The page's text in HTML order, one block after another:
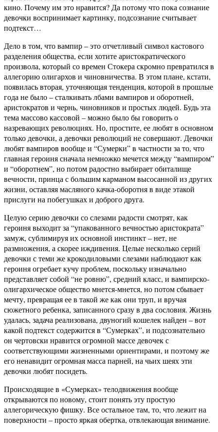
кино. Почему им это нравится? Да потому что пока сознание
девочки воспринимает картинку, подсознание считывает
подтекст…
Дело в том, что вампир – это отчетливый символ кастового
разделения общества, если хотите аристократического
произвола, который со времен Стокера скромно превратился в
аллегорию олигархов и чиновничества. В этом плане, кстати,
появилась вторая, уточняющая тенденция, которой в прошлые
года не было – сталкивать лбами вампиров и оборотней,
аристократов и чернь, чиновников и простых людей. Будь эта
тема массово кассовой – можно было бы говорить о
назревающих революциях. Но, простите, ее любят в основном
только девочки, а девочки революций не совершают. Девочки
любят вампиров вообще и “Сумерки” в частности за то, что
главная героиня сначала немножко мечется между “вампиром”
и “оборотнем”, но потом радостно выбирает обиталище
вечности, принца с большим карманом высосанной из других
жизни, оставляя масляного качка-оборотня в виде этакой
прислуги на побегушках и доброго друга.
Целую серию девочки со слезами радости смотрят, как
героиня выходит за “упакованного вечностью аристократа”
замуж, сублимируя их основной инстинкт – нет, не
размножения, а скорее иждивения. Целые несколько серий
девочки с теми же крокодиловыми слезами наблюдают как
героиня огребает кучу проблем, поскольку изначально
представляет собой “не ровню”, средний класс, и вампирско-
олигархическое общество мнется-мнется, но потом сбывает
мечту, превращая ее в такой же как они труп, и вручая
сюжетного ребенка, записанного сразу в два сословия. Жизнь
удалась, задача реализована, двуногий кошелек найден – вот
какой подтекст содержится в “Сумерках”, и подсознательно
он чертовски нравится огромной массе девочек с
соответствующими жизненными ориентирами, и поэтому же
его ненавидит огромная масса парней, на чьих шеях эти
девочки любят посидеть.
Происходящие в «Сумерках» телодвижения вообще
открываются по новому, стоит понять эту простую
аллегорическую фишку. Все остальное там, то, что лежит на
поверхности – просто яркая обертка, отвлекающая внимание.